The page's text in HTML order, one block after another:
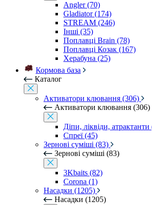
Angler (70)
Gladiator (174)
STREAM (246)
Інші (35)
Поплавці Brain (78)
Поплавці Козак (167)
Херабуна (25)
Кормова база
Каталог
Активатори клювання (306)
Активатори клювання (306)
Діпи, ліквіди,
Спреї (45)
Зернові суміші (83)
Зернові суміші (83)
3Kbaits (82)
Corona (1)
Насадки (1205)
Насадки (1205)